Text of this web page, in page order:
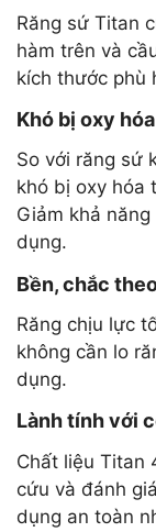
Răng sứ Titan
hàm trên và
kích thước phù
Khó bị oxy
So với răng sứ
khó bị oxy hóa
Giảm khả
dụng.
Bền, chắc
Răng chịu lực
không cần lo
dụng.
Lành tính với
Chất liệu Titan
cứu và đánh
dụng an toàn